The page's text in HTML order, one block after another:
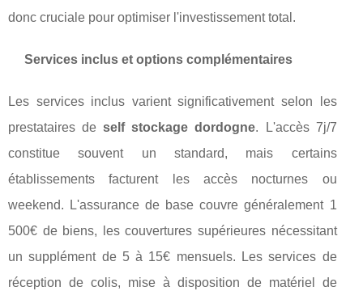
donc cruciale pour optimiser l'investissement total.
Services inclus et options complémentaires
Les services inclus varient significativement selon les
prestataires deself stockage dordogne. L'accès 7j/7
constitue souvent un standard, mais certains
établissements facturent les accès nocturnes ou
weekend. L'assurance de base couvre généralement 1
500€ de biens, les couvertures supérieures nécessitant
un supplément de 5 à 15€ mensuels. Les services de
réception de colis, mise à disposition de matériel de